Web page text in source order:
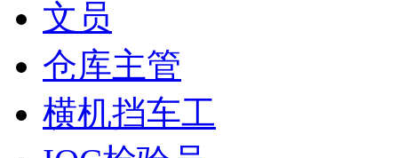
文员
仓库主管
横机挡车工